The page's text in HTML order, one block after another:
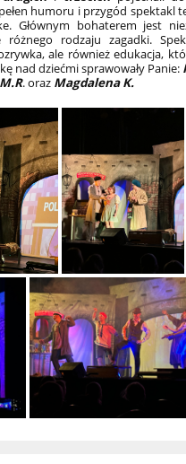
humoru i przygód spektakl
Głównym bohaterem jest
różnego rodzaju zagadki.
ale również edukacja,
nad dziećmi sprawowały Panie:
. oraz Magdalena K.